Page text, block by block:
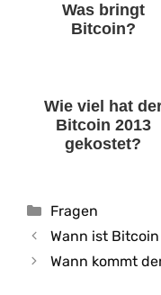
Was bringt
Bitcoin?
Wie viel hat
Bitcoin 2013
gekostet?
Kategorien
Fragen
Wann ist
Wann kommt